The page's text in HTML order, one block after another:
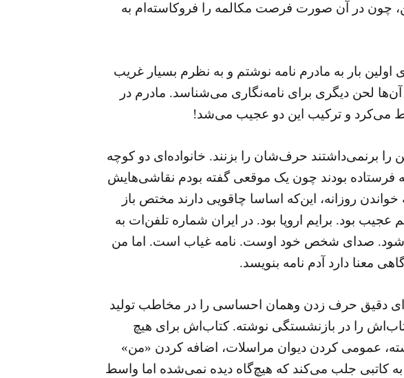
چون در آن صورت فرصت مکالمه را فروکاسته‌ام به
بار به مادرم نامه نوشتم و به نظرم بسیار غریب
لحن دیگری برای نامه‌نگاری می‌شناسد. مادرم در
می‌کرد و ترکیب این دو عجیب می‌شد!
را برنمی‌داشتند حرف‌شان را بزنند. خانواده‌ای دو کوچه
فرستاده بودند چون یک موقعی گفته بودم نقاشی‌هایش
روزانه، این‌که اساسا چاقویی دارند مختص باز
بود. برایم اروپا بود. در ایران شماره تلفن‌ات به
صدای شخص خود اوست. نامه غیاب است. اما من
معنا دارد آدم نامه بنویسد.
دقیق حرف زدن وهمان احساسی را در مخاطب تولید
را در بازنشستگی نوشته. کتاب‌اش برای هیچ
عمومی کردن دیوان مراسلات، اضافه کردن «من»
کاتبی جلب می‌کند که هیچ‌گاه دیده نمی‌شده اما واسط